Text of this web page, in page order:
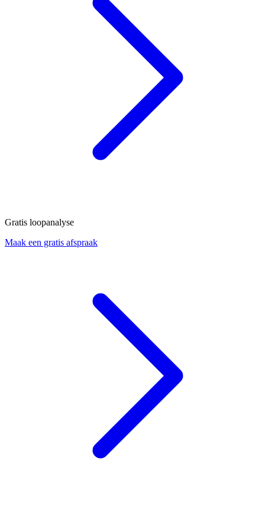
Gratis loopanalyse
Maak een gratis afspraak